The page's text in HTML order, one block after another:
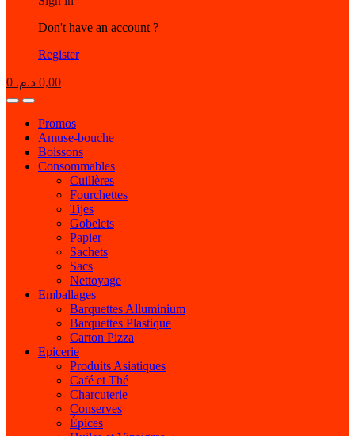
Don't have an account ?
Register
0 0,00 د.م.
OpenClose
Promos
Amuse-bouche
Boissons
Consommables
Cuillères
Fourchettes
Tijes
Gobelets
Papier
Sachets
Sacs
Nettoyage
Emballages
Barquettes Alluminium
Barquettes Plastique
Carton Pizza
Epicerie
Produits Asiatiques
Café et Thé
Charcuterie
Conserves
Épices